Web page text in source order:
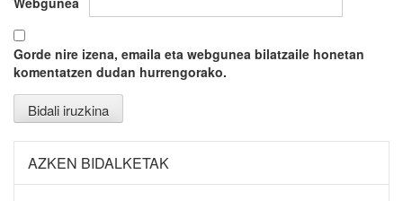
Gorde nire izena, emaila eta webgunea bilatzaile honetan
komentatzen dudan hurrengorako.
AZKEN BIDALKETAK